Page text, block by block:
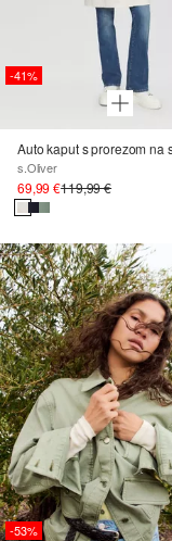
-41%
s.Oliver
69,99 €119,99 €
-53%